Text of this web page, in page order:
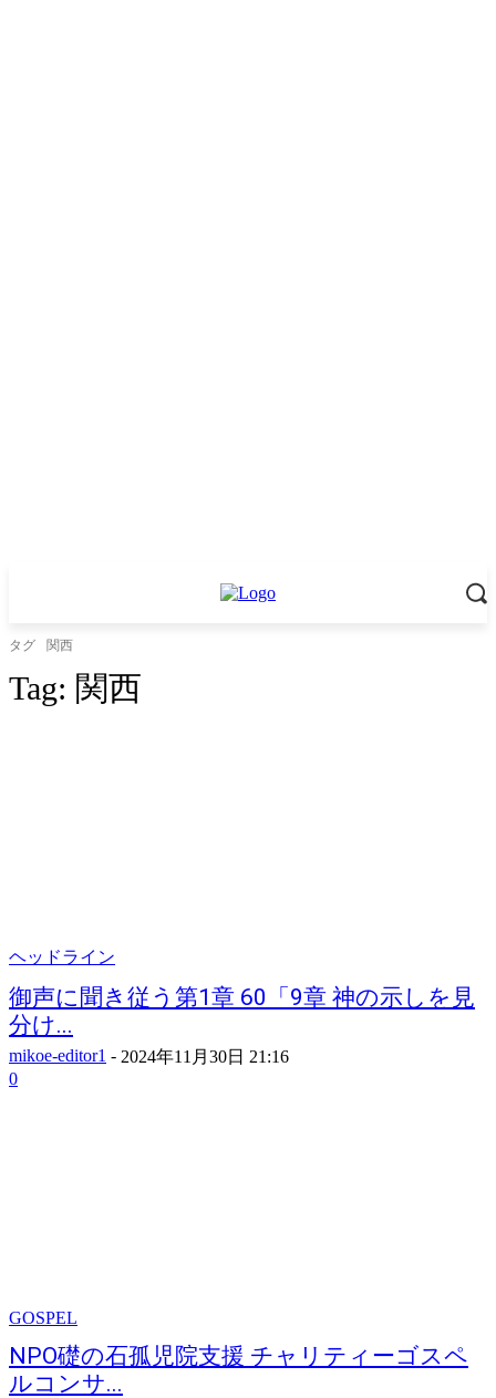
タグ 関西
Tag: 関西
ヘッドライン
御声に聞き従う第1章 60「9章 神の示しを見
分け...
mikoe-editor1 - 2024年11月30日 21:16
0
GOSPEL
NPO礎の石孤児院支援 チャリティーゴスペ
ルコンサ...